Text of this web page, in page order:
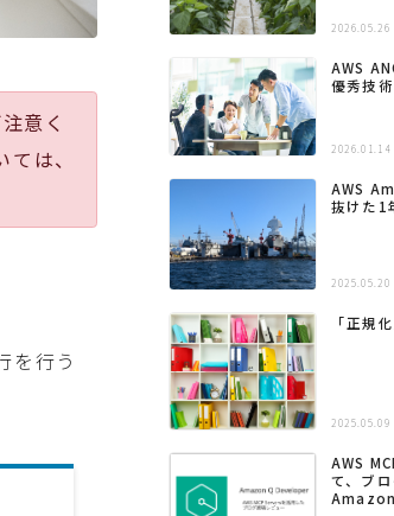
意く
は、
を行う
2026.05.26
AWS
優秀技
2026.01.14
AWS
抜けた1
2025.05.20
「正規
2025.05.09
AWS
て、ブ